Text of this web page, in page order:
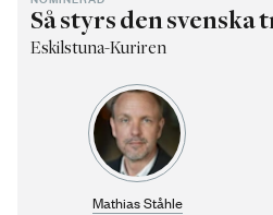
Så styrs den
Eskilstuna-Kuriren
Mathias Ståhle